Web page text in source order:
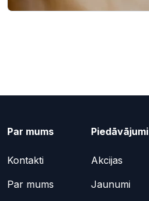
Par mums
Kontakti
Par mums
Piedāvājumi
Akcijas
Jaunumi